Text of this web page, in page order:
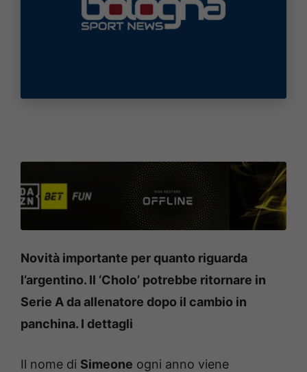
Novità importante per quanto riguarda
l’argentino. Il ‘Cholo’ potrebbe ritornare in
Serie A da allenatore dopo il cambio in
panchina. I dettagli
Il nome di Simeone ogni anno viene